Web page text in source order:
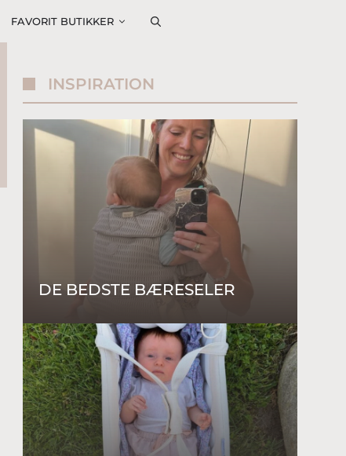
FAVORIT BUTIKKER
INSPIRATION
DE BEDSTE BÆRESELER